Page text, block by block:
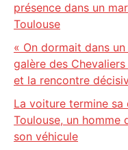
présence dans un
Toulouse
« On dormait dans
galère des
et la rencontre
La voiture termine
Toulouse, un
son véhicule